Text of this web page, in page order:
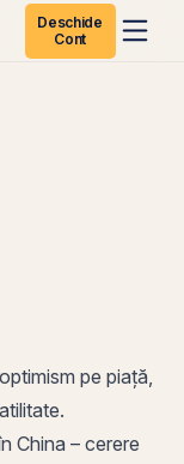
Deschide
Cont
optimism pe piață,
China – cerere